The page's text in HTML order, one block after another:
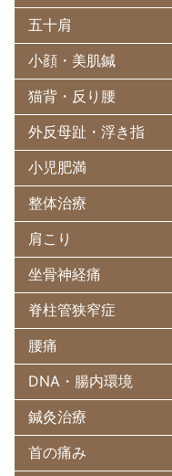
五十肩
小顔・美肌鍼
猫背・反り腰
外反母趾・浮き指
小児肥満
整体治療
肩こり
坐骨神経痛
脊柱管狭窄症
腰痛
DNA・腸内環境
鍼灸治療
首の痛み